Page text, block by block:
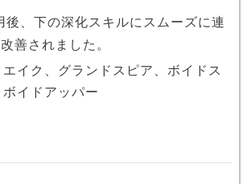
後、下の深化スキルにスムーズに連
善されました。
イク、グランドスピア、ボイドス
ボイドアッパー